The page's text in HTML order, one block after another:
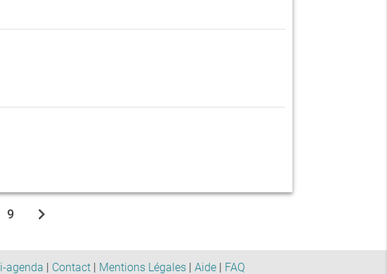
9 chevron_right
i-agenda | Contact | Mentions Légales |Aide | FAQ